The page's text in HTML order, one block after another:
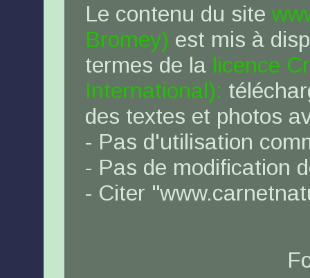
Le contenu du site
Bromey) est mis à
termes de la licence
International):
des textes et photos
- Pas d'utilisation
- Pas de modification
- Citer